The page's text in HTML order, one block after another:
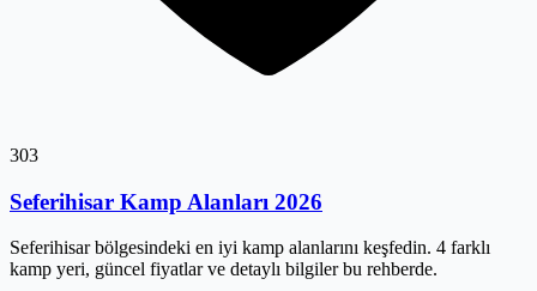
303
Seferihisar Kamp Alanları 2026
Seferihisar bölgesindeki en iyi kamp alanlarını keşfedin. 4 farklı
kamp yeri, güncel fiyatlar ve detaylı bilgiler bu rehberde.